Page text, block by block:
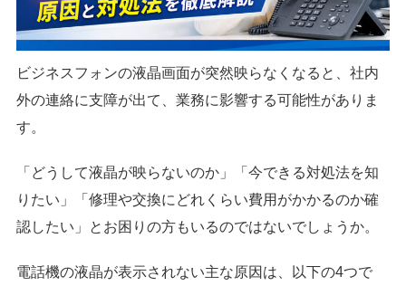
ビジネスフォンの液晶画面が突然映らなくなると、社内
外の連絡に支障が出て、業務に影響する可能性がありま
す。
「どうして液晶が映らないのか」「今できる対処法を知
りたい」「修理や交換にどれくらい費用がかかるのか確
認したい」とお困りの方もいるのではないでしょうか。
電話機の液晶が表示されない主な原因は、以下の4つで